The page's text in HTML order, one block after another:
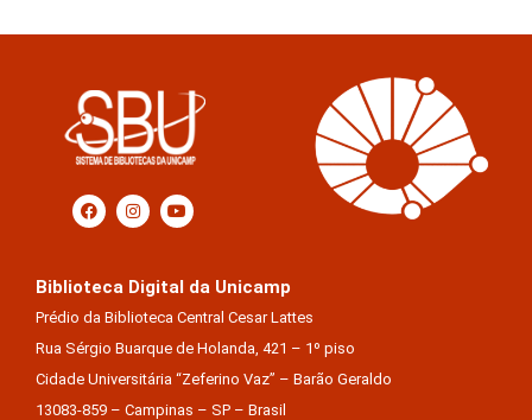
Biblioteca Digital da Unicamp
Prédio da Biblioteca Central Cesar Lattes
Rua Sérgio Buarque de Holanda, 421 – 1º piso
Cidade Universitária “Zeferino Vaz” – Barão Geraldo
13083-859 – Campinas – SP – Brasil